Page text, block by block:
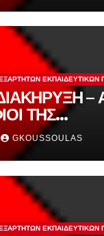
ΕΚΠΑΙΔΕΥΤΙΚΏΝ
–
ΤΗΣ
ΓΙΑ
GKOUSSOULAS
ΕΚΠΑΙΔΕΥΤΙΚΏΝ